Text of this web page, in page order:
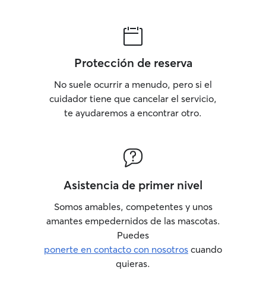
Protección de reserva
No suele ocurrir a menudo, pero si el
cuidador tiene que cancelar el servicio,
te ayudaremos a encontrar otro.
Asistencia de primer nivel
Somos amables, competentes y unos
amantes empedernidos de las mascotas.
Puedes
ponerte en contacto con nosotros cuando
quieras.